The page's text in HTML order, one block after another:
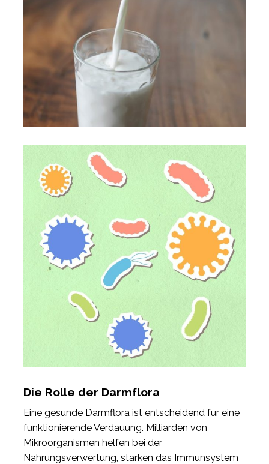
Die Rolle der Darmflora
Eine gesunde Darmflora ist entscheidend für eine
funktionierende Verdauung. Milliarden von
Mikroorganismen helfen bei der
Nahrungsverwertung, stärken das Immunsystem